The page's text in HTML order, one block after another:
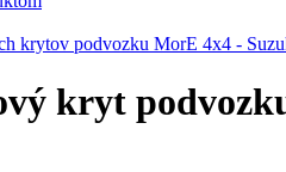
krytov podvozku MorE 4x4 -
kryt